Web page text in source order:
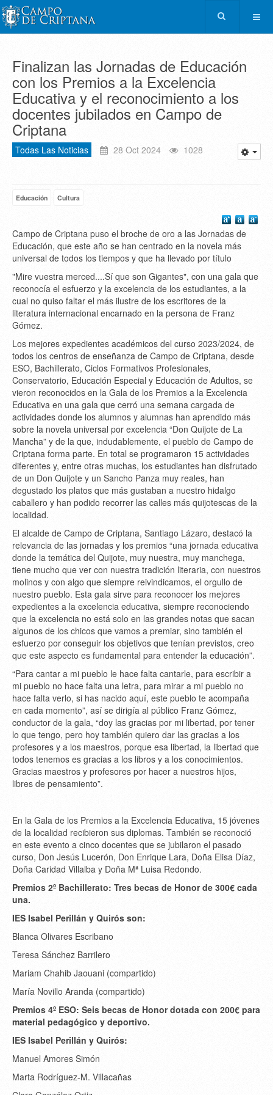
Finalizan las Jornadas de Educación
con los Premios a la Excelencia
Educativa y el reconocimiento a los
docentes jubilados en Campo de
Criptana
Todas Las Noticias 28 Oct 2024 1028
Educación Cultura
Campo de Criptana puso el broche de oro a las Jornadas de
Educación, que este año se han centrado en la novela más
universal de todos los tiempos y que ha llevado por título
"Mire vuestra merced....Sí que son Gigantes", con una gala que
reconocía el esfuerzo y la excelencia de los estudiantes, a la
cual no quiso faltar el más ilustre de los escritores de la
literatura internacional encarnado en la persona de Franz
Gómez.
Los mejores expedientes académicos del curso 2023/2024, de
todos los centros de enseñanza de Campo de Criptana, desde
ESO, Bachillerato, Ciclos Formativos Profesionales,
Conservatorio, Educación Especial y Educación de Adultos, se
vieron reconocidos en la Gala de los Premios a la Excelencia
Educativa en una gala que cerró una semana cargada de
actividades donde los alumnos y alumnas han aprendido más
sobre la novela universal por excelencia “Don Quijote de La
Mancha” y de la que, indudablemente, el pueblo de Campo de
Criptana forma parte. En total se programaron 15 actividades
diferentes y, entre otras muchas, los estudiantes han disfrutado
de un Don Quijote y un Sancho Panza muy reales, han
degustado los platos que más gustaban a nuestro hidalgo
caballero y han podido recorrer las calles más quijotescas de la
localidad.
El alcalde de Campo de Criptana, Santiago Lázaro, destacó la
relevancia de las jornadas y los premios “una jornada educativa
donde la temática del Quijote, muy nuestra, muy manchega,
tiene mucho que ver con nuestra tradición literaria, con nuestros
molinos y con algo que siempre reivindicamos, el orgullo de
nuestro pueblo. Esta gala sirve para reconocer los mejores
expedientes a la excelencia educativa, siempre reconociendo
que la excelencia no está solo en las grandes notas que sacan
algunos de los chicos que vamos a premiar, sino también el
esfuerzo por conseguir los objetivos que tenían previstos, creo
que este aspecto es fundamental para entender la educación”.
“Para cantar a mi pueblo le hace falta cantarle, para escribir a
mi pueblo no hace falta una letra, para mirar a mi pueblo no
hace falta verlo, si has nacido aquí, este pueblo te acompaña
en cada momento”, así se dirigía al público Franz Gómez,
conductor de la gala, “doy las gracias por mi libertad, por tener
lo que tengo, pero hoy también quiero dar las gracias a los
profesores y a los maestros, porque esa libertad, la libertad que
todos tenemos es gracias a los libros y a los conocimientos.
Gracias maestros y profesores por hacer a nuestros hijos,
libres de pensamiento”.
En la Gala de los Premios a la Excelencia Educativa, 15 jóvenes
de la localidad recibieron sus diplomas. También se reconoció
en este evento a cinco docentes que se jubilaron el pasado
curso, Don Jesús Lucerón, Don Enrique Lara, Doña Elisa Díaz,
Doña Caridad Villalba y Doña Mª Luisa Redondo.
Premios 2º Bachillerato: Tres becas de Honor de 300€ cada
una.
IES Isabel Perillán y Quirós son:
Blanca Olivares Escribano
Teresa Sánchez Barrilero
Mariam Chahib Jaouani (compartido)
María Novillo Aranda (compartido)
Premios 4º ESO: Seis becas de Honor dotada con 200€ para
material pedagógico y deportivo.
IES Isabel Perillán y Quirós:
Manuel Amores Simón
Marta Rodríguez-M. Villacañas